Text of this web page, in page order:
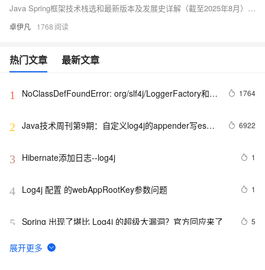
Java Spring框架技术栈选和最新版本及发展史详解（截至2025年8月）-优雅草卓伊凡
卓伊凡 1768
热门文章 最新文章
1
NoClassDefFoundError: org/slf4j/LoggerFactory和
org/apache/log4j/LogManager解决方法
1764
2 Java技术周刊第9期：自定义log4j的appender写es日
6922
3 Hibernate添加日志--log4j 1
4 Log4j 配置 的webAppRootKey参数问题 1
5 Spring 出现了堪比 Log4j 的超级大漏洞？官方回应来了 5
6 最牛逼 Java 日志框架—Log4j2，性能无敌，横扫对手